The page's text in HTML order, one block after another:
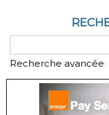
Recherche avancée